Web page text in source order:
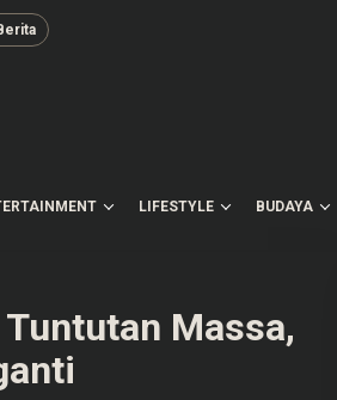
LIFESTYLE BUDAYA
Massa,